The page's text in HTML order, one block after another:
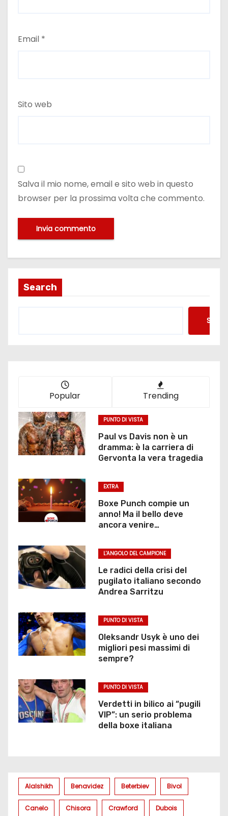
Email *
Sito web
Salva il mio nome, email e sito web in questo
browser per la prossima volta che commento.
Search
Popular Trending
PUNTO DI VISTA
Paul vs Davis non è un
dramma: è la carriera di
Gervonta la vera tragedia
EXTRA
Boxe Punch compie un
anno! Ma il bello deve
ancora venire…
L'ANGOLO DEL CAMPIONE
Le radici della crisi del
pugilato italiano secondo
Andrea Sarritzu
PUNTO DI VISTA
Oleksandr Usyk è uno dei
migliori pesi massimi di
sempre?
PUNTO DI VISTA
Verdetti in bilico ai “pugili
VIP”: un serio problema
della boxe italiana
Alalshikh Benavidez Beterbiev Bivol
Canelo Chisora Crawford Dubois